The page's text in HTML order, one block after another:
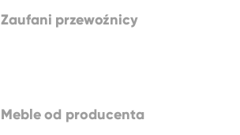
Zaufani przewoźnicy
Mebleod producenta